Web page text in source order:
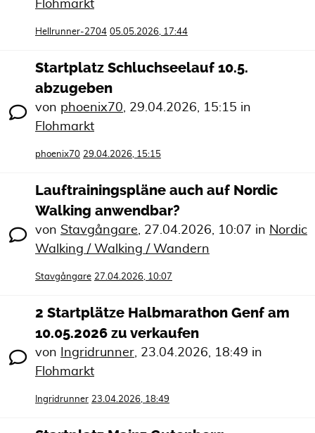
Flohmarkt
Hellrunner-2704 05.05.2026, 17:44
Startplatz Schluchseelauf 10.5.
abzugeben
von phoenix70, 29.04.2026, 15:15 in
Flohmarkt
phoenix70 29.04.2026, 15:15
Lauftrainingspläne auch auf Nordic
Walking anwendbar?
von Stavgångare, 27.04.2026, 10:07 in Nordic
Walking / Walking / Wandern
Stavgångare 27.04.2026, 10:07
2 Startplätze Halbmarathon Genf am
10.05.2026 zu verkaufen
von Ingridrunner, 23.04.2026, 18:49 in
Flohmarkt
Ingridrunner 23.04.2026, 18:49